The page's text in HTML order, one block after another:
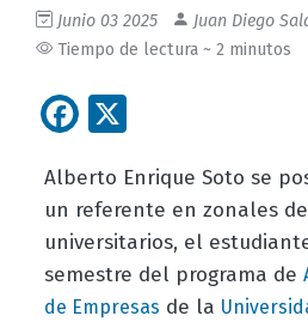
Junio 03 2025
Juan Diego
Tiempo de lectura ~ 2 minutos
Facebook
Alberto Enrique Soto se
un referente en zonales
universitarios, el
semestre del programa de
de Empresas de la